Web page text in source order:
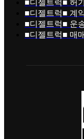
■디젤트럭■ 허
■디젤트럭■ 계
■디젤트럭■ 운
■디젤트럭■ 매